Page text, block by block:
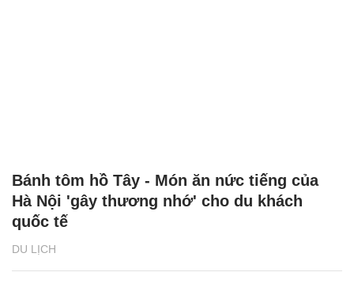
DU LỊCH
Bánh tôm hồ Tây - Món ăn nức tiếng của
Hà Nội 'gây thương nhớ' cho du khách
quốc tế